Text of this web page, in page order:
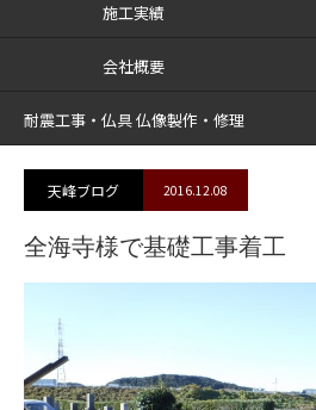
施工実績
会社概要
耐震工事・仏具 仏像製作・修理
天峰ブログ 2016.12.08
全海寺様で基礎工事着工